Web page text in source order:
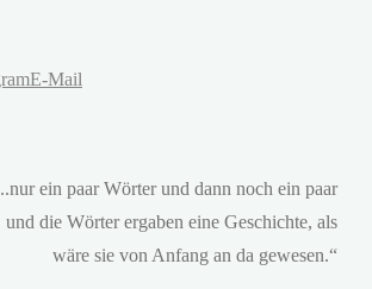
E-Mail
ein paar Wörter und dann noch ein paar
und die Wörter ergaben eine Geschichte, als
wäre sie von Anfang an da gewesen.“